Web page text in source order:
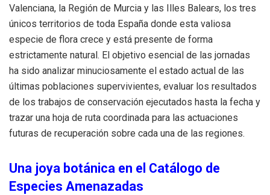
Valenciana, la Región de Murcia y las Illes Balears, los tres
únicos territorios de toda España donde esta valiosa
especie de flora crece y está presente de forma
estrictamente natural. El objetivo esencial de las jornadas
ha sido analizar minuciosamente el estado actual de las
últimas poblaciones supervivientes, evaluar los resultados
de los trabajos de conservación ejecutados hasta la fecha y
trazar una hoja de ruta coordinada para las actuaciones
futuras de recuperación sobre cada una de las regiones.
Una joya botánica en el Catálogo de
Especies Amenazadas